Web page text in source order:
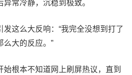
常冷静，沉稳到极致。
这么大反响：“我完全没想到打了
么大的反应。”
根本不知道网上刷屏热议，直到